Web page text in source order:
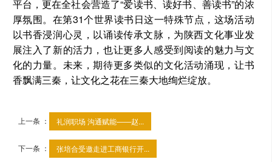
平台，更在全社会营造了“爱读书、读好书、善读书”的浓
厚氛围。在第31个世界读书日这一特殊节点，这场活动
以书香浸润心灵，以诵读传承文脉，为陕西文化事业发
展注入了新的活力，也让更多人感受到阅读的魅力与文
化的力量。未来，期待更多类似的文化活动涌现，让书
香飘满三秦，让文化之花在三秦大地绚烂绽放。
上一条 ： 礼润职场 沟通赋能——赵...
下一条 ： 张培合受邀走进工商银行开...